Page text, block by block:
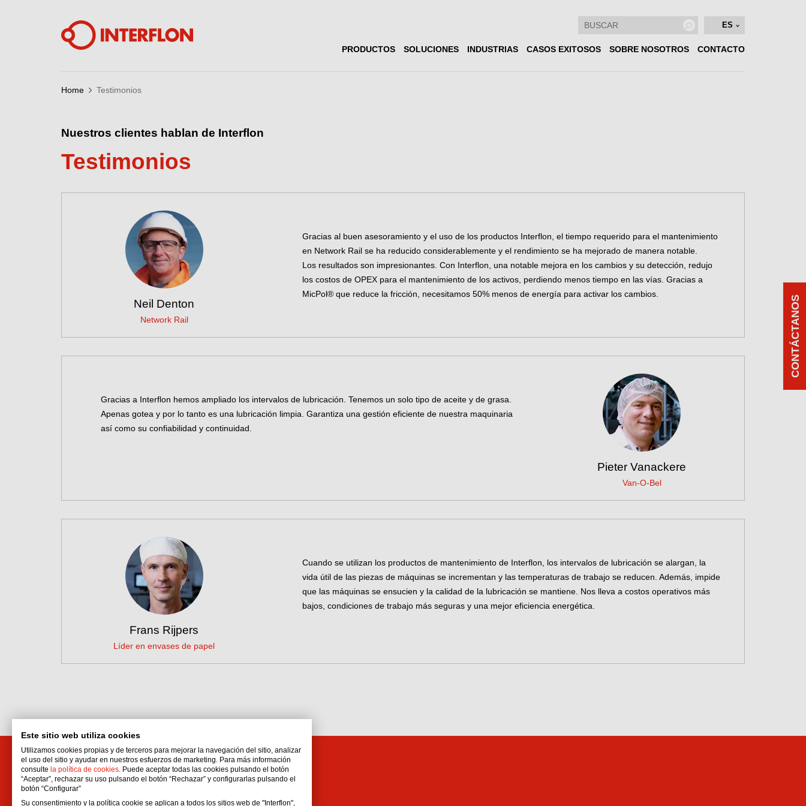
ES
PRODUCTOS SOLUCIONES INDUSTRIAS CASOS EXITOSOS SOBRE NOSOTROS CONTACTO
Home Testimonios
Nuestros clientes hablan de Interflon
Testimonios
Neil Denton
Network Rail
Gracias al buen asesoramiento y el uso de los productos Interflon, el tiempo requerido para el mantenimiento
en Network Rail se ha reducido considerablemente y el rendimiento se ha mejorado de manera notable.
Los resultados son impresionantes. Con Interflon, una notable mejora en los cambios y su detección, redujo
los costos de OPEX para el mantenimiento de los activos, perdiendo menos tiempo en las vías. Gracias a
MicPol® que reduce la fricción, necesitamos 50% menos de energía para activar los cambios.
Pieter Vanackere
Van-O-Bel
Gracias a Interflon hemos ampliado los intervalos de lubricación. Tenemos un solo tipo de aceite y de grasa.
Apenas gotea y por lo tanto es una lubricación limpia. Garantiza una gestión eficiente de nuestra maquinaria
así como su confiabilidad y continuidad.
Frans Rijpers
Líder en envases de papel
Cuando se utilizan los productos de mantenimiento de Interflon, los intervalos de lubricación se alargan, la
vida útil de las piezas de máquinas se incrementan y las temperaturas de trabajo se reducen. Además, impide
que las máquinas se ensucien y la calidad de la lubricación se mantiene. Nos lleva a costos operativos más
bajos, condiciones de trabajo más seguras y una mejor eficiencia energética.
Interflon Bolivia
Calle 3 De Septiembre Nro. 142
CONTÁCTANOS
Este sitio web utiliza cookies
Utilizamos cookies propias y de terceros para mejorar la navegación del sitio, analizar
el uso del sitio y ayudar en nuestros esfuerzos de marketing. Para más información
consulte la política de cookies. Puede aceptar todas las cookies pulsando el botón
“Aceptar”, rechazar su uso pulsando el botón “Rechazar” y configurarlas pulsando el
botón “Configurar”
Su consentimiento y la política cookie se aplican a todos los sitios web de "Interflon",